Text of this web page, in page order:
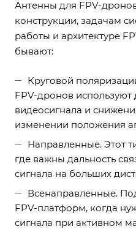
Антенны для FPV-
конструкции, задачам
работы и архитектуре
бывают:
Круговой
FPV-дронов используют
видеосигнала и
изменении положения
Направленные. Этот
где важны дальность
сигнала на больших
Всенаправленные.
FPV-платформ, когда
сигнала при активном